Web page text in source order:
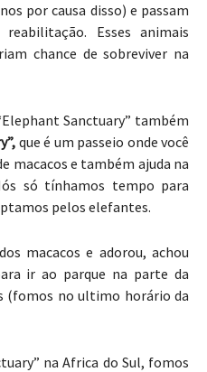
por causa disso) e passam
Esses animais
chance de sobreviver na
Sanctuary” também
que é um passeio onde você
macacos e também ajuda na
só tínhamos tempo para
pelos elefantes.
macacos e adorou, achou
ir ao parque na parte da
(fomos no ultimo horário da
na Africa do Sul, fomos